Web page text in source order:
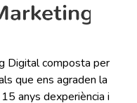
Digital composta per
que ens agraden la
anys dexperiència i